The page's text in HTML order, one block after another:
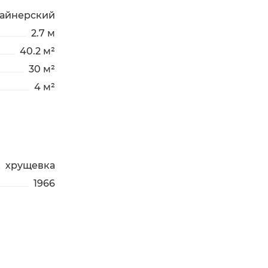
2.7 м
40.2 м²
30 м²
4 м²
хрущевка
1966